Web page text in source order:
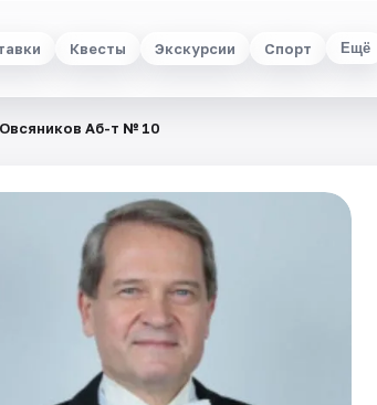
Квесты Экскурсии Спорт Ещё
Аб-т № 10